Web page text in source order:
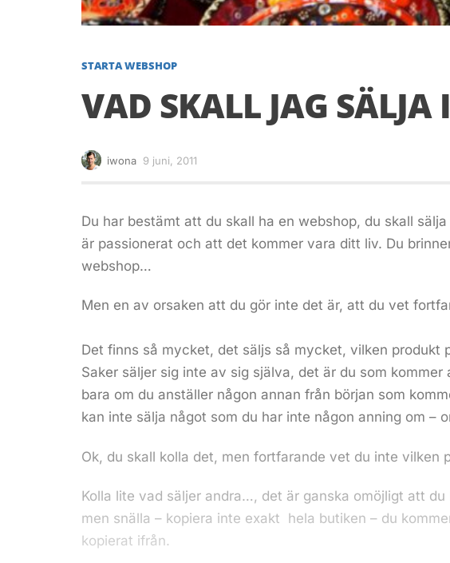
STARTA WEBSHOP
VAD SKALL JAG
iwona 9 juni, 2011
Du har bestämt att du skall ha en webshop, du skall
är passionerat och att det kommer vara ditt liv. Du
webshop…
Men en av orsaken att du gör inte det är, att du vet
Det finns så mycket, det säljs så mycket, vilken
Saker säljer sig inte av sig själva, det är du som
bara om du anställer någon annan från början som
kan inte sälja något som du har inte någon anning om –
Ok, du skall kolla det, men fortfarande vet du inte vilken
Kolla lite vad säljer andra…, det är ganska omöjligt att
men snälla – kopiera inte exakt hela butiken – du
kopierat ifrån.